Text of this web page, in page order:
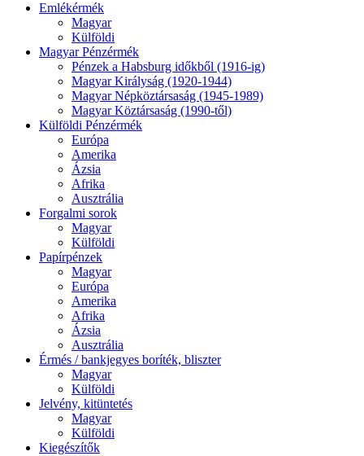
Emlékérmék
Magyar
Külföldi
Magyar Pénzérmék
Pénzek a Habsburg időkből (1916-ig)
Magyar Királyság (1920-1944)
Magyar Népköztársaság (1945-1989)
Magyar Köztársaság (1990-től)
Külföldi Pénzérmék
Európa
Amerika
Ázsia
Afrika
Ausztrália
Forgalmi sorok
Magyar
Külföldi
Papírpénzek
Magyar
Európa
Amerika
Afrika
Ázsia
Ausztrália
Érmés / bankjegyes boríték, bliszter
Magyar
Külföldi
Jelvény, kitüntetés
Magyar
Külföldi
Kiegészítők